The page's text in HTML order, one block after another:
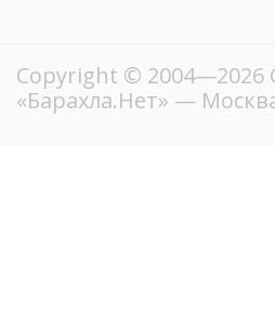
Copyright © 2004—2026
«Барахла.Нет» —